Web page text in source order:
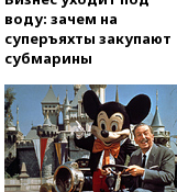
воду: зачем на
суперъяхты закупают
субмарины